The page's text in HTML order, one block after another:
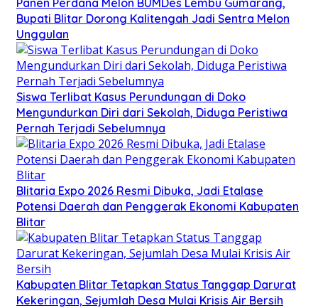
Bupati Blitar Dorong Kalitengah Jadi Sentra Melon
Unggulan
Siswa Terlibat Kasus Perundungan di Doko
Mengundurkan Diri dari Sekolah, Diduga Peristiwa
Pernah Terjadi Sebelumnya
Blitaria Expo 2026 Resmi Dibuka, Jadi Etalase
Potensi Daerah dan Penggerak Ekonomi Kabupaten
Blitar
Kabupaten Blitar Tetapkan Status Tanggap Darurat
Kekeringan, Sejumlah Desa Mulai Krisis Air Bersih